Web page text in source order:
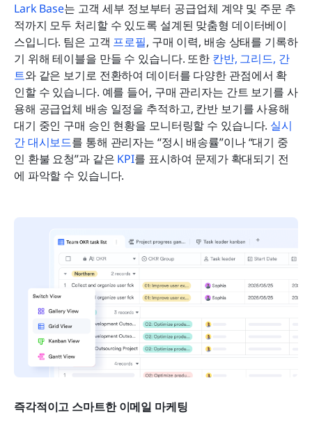
Lark Base는 고객 세부 정보부터 공급업체 계약 및 주문 추
적까지 모두 처리할 수 있도록 설계된 맞춤형 데이터베이
스입니다. 팀은 고객 프로필, 구매 이력, 배송 상태를 기록하
기 위해 테이블을 만들 수 있습니다. 또한 칸반, 그리드, 간
트와 같은 보기로 전환하여 데이터를 다양한 관점에서 확
인할 수 있습니다. 예를 들어, 구매 관리자는 간트 보기를 사
용해 공급업체 배송 일정을 추적하고, 칸반 보기를 사용해
대기 중인 구매 승인 현황을 모니터링할 수 있습니다. 실시
간 대시보드를 통해 관리자는 “정시 배송률”이나 “대기 중
인 환불 요청”과 같은 KPI를 표시하여 문제가 확대되기 전
에 파악할 수 있습니다.
즉각적이고 스마트한 이메일 마케팅